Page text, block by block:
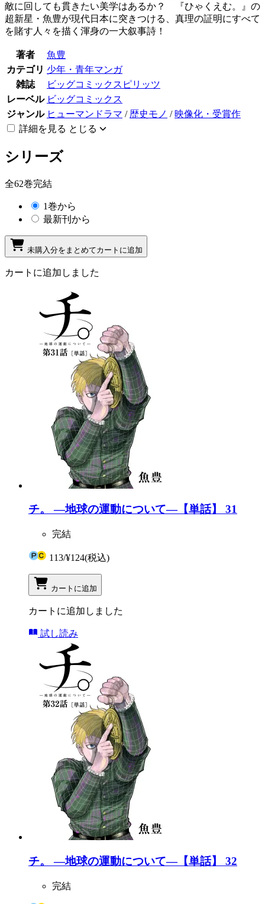
敵に回しても貫きたい美学はあるか？ 『ひゃくえむ。』の
超新星・魚豊が現代日本に突きつける、真理の証明にすべて
を賭す人々を描く渾身の一大叙事詩！
著者
魚豊
カテゴリ 少年・青年マンガ
雑誌
ビッグコミックスピリッツ
レーベル ビッグコミックス
ジャンル ヒューマンドラマ / 歴史モノ / 映像化・受賞作
詳細を見る とじる
シリーズ
全62巻完結
1巻から
最新刊から
未購入分をまとめてカートに追加
カートに追加しました
チ。 ―地球の運動について―【単話】 31
完結
113/¥124(税込)
カートに追加
カートに追加しました
試し読み
チ。 ―地球の運動について―【単話】 32
完結